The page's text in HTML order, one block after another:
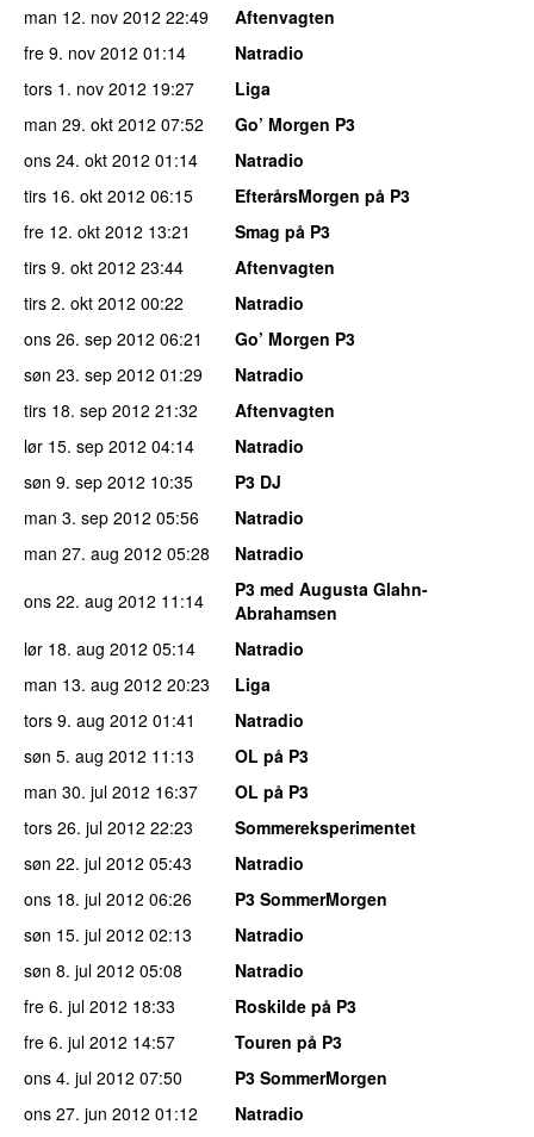
man 12. nov 2012 22:49
Aftenvagten
fre 9. nov 2012 01:14
Natradio
tors 1. nov 2012 19:27
Liga
man 29. okt 2012 07:52
Go’ Morgen P3
ons 24. okt 2012 01:14
Natradio
tirs 16. okt 2012 06:15
EfterårsMorgen på P3
fre 12. okt 2012 13:21
Smag på P3
tirs 9. okt 2012 23:44
Aftenvagten
tirs 2. okt 2012 00:22
Natradio
ons 26. sep 2012 06:21
Go’ Morgen P3
søn 23. sep 2012 01:29
Natradio
tirs 18. sep 2012 21:32
Aftenvagten
lør 15. sep 2012 04:14
Natradio
søn 9. sep 2012 10:35
P3 DJ
man 3. sep 2012 05:56
Natradio
man 27. aug 2012 05:28
Natradio
ons 22. aug 2012 11:14
P3 med Augusta Glahn-
Abrahamsen
lør 18. aug 2012 05:14
Natradio
man 13. aug 2012 20:23
Liga
tors 9. aug 2012 01:41
Natradio
søn 5. aug 2012 11:13
OL på P3
man 30. jul 2012 16:37
OL på P3
tors 26. jul 2012 22:23
Sommereksperimentet
søn 22. jul 2012 05:43
Natradio
ons 18. jul 2012 06:26
P3 SommerMorgen
søn 15. jul 2012 02:13
Natradio
søn 8. jul 2012 05:08
Natradio
fre 6. jul 2012 18:33
Roskilde på P3
fre 6. jul 2012 14:57
Touren på P3
ons 4. jul 2012 07:50
P3 SommerMorgen
ons 27. jun 2012 01:12
Natradio